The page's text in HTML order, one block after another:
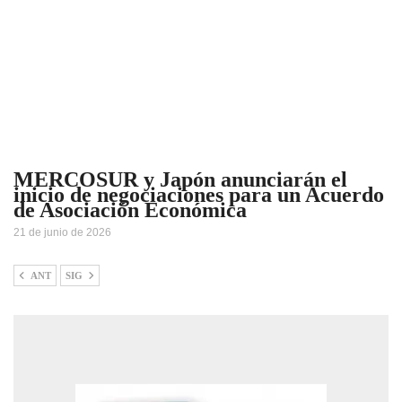
MERCOSUR y Japón anunciarán el
inicio de negociaciones para un Acuerdo
de Asociación Económica
21 de junio de 2026
ANT SIG